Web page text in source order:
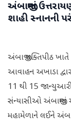
અંબાજીમાં
શાહી સ્નાનની
અંબાજી શક્તિપીઠ
આવાહન અખાડા
11 થી 15
સંન્યાસીઓ
મહામેળાને લઈને